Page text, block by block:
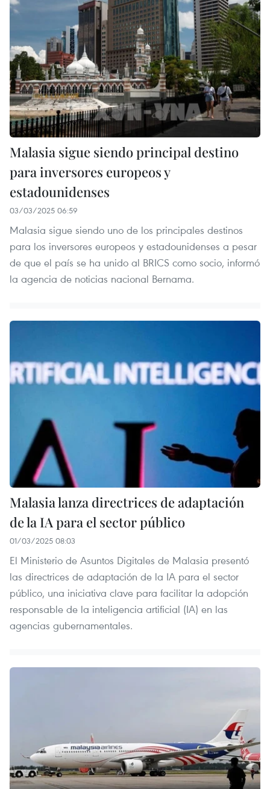
Malasia sigue siendo principal destino
para inversores europeos y
estadounidenses
03/03/2025 06:59
Malasia sigue siendo uno de los principales destinos
para los inversores europeos y estadounidenses a pesar
de que el país se ha unido al BRICS como socio, informó
la agencia de noticias nacional Bernama.
Malasia lanza directrices de adaptación
de la IA para el sector público
01/03/2025 08:03
El Ministerio de Asuntos Digitales de Malasia presentó
las directrices de adaptación de la IA para el sector
público, una iniciativa clave para facilitar la adopción
responsable de la inteligencia artificial (IA) en las
agencias gubernamentales.